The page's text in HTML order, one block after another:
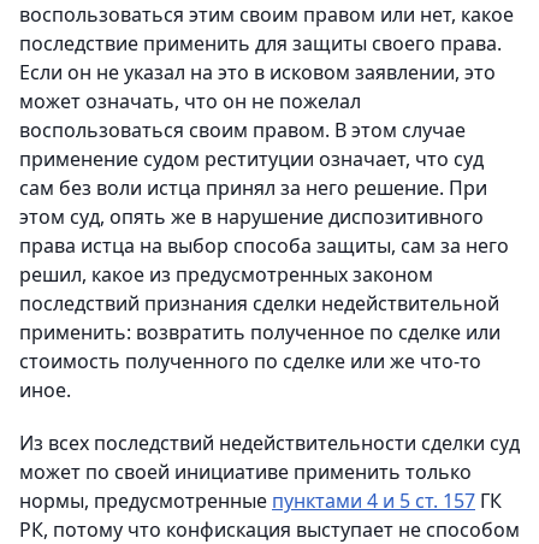
воспользоваться этим своим правом или нет, какое
последствие применить для защиты своего права.
Если он не указал на это в исковом заявлении, это
может означать, что он не пожелал
воспользоваться своим правом. В этом случае
применение судом реституции означает, что суд
сам без воли истца принял за него решение. При
этом суд, опять же в нарушение диспозитивного
права истца на выбор способа защиты, сам за него
решил, какое из предусмотренных законом
последствий признания сделки недействительной
применить: возвратить полученное по сделке или
стоимость полученного по сделке или же что-то
иное.
Из всех последствий недействительности сделки суд
может по своей инициативе применить только
нормы, предусмотренные пунктами 4 и 5 ст. 157 ГК
РК, потому что конфискация выступает не способом